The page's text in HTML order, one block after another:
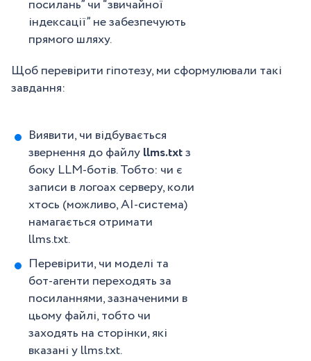
посилань” чи “звичайної
індексації” не забезпечують
прямого шляху.
Щоб перевірити гіпотезу, ми сформулювали такі
завдання:
Виявити, чи відбувається
звернення до файлуllms.txtз
боку LLM-ботів. Тобто: чи є
записи в логоах серверу, коли
хтось (можливо, AI-система)
намагається отримати
llms.txt.
Перевірити, чи моделі та
бот-агенти переходять за
посиланнями, зазначеними в
цьому файлі, тобто чи
заходять на сторінки, які
вказані у llms.txt.